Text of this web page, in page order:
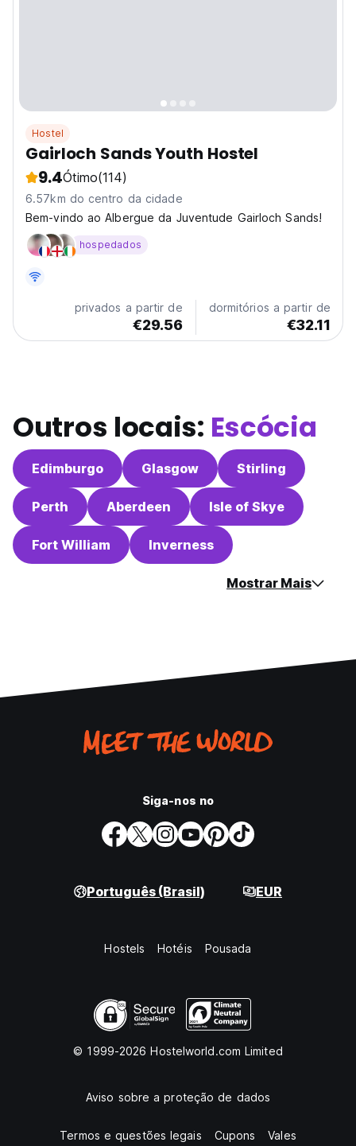
Hostel
Gairloch Sands Youth Hostel
9.4Ótimo(114)
6.57km do centro da cidade
Bem-vindo ao Albergue da Juventude Gairloch Sands!
hospedados
privados a partir de
€29.56
dormitórios a partir de
€32.11
Outros locais: Escócia
Edimburgo Glasgow Stirling
Perth Aberdeen Isle of Skye
Fort William Inverness
Mostrar Mais
Siga-nos no
Português (Brasil) EUR
Hostels Hotéis Pousada
© 1999-2026 Hostelworld.com Limited
Aviso sobre a proteção de dados
Termos e questões legais Cupons Vales